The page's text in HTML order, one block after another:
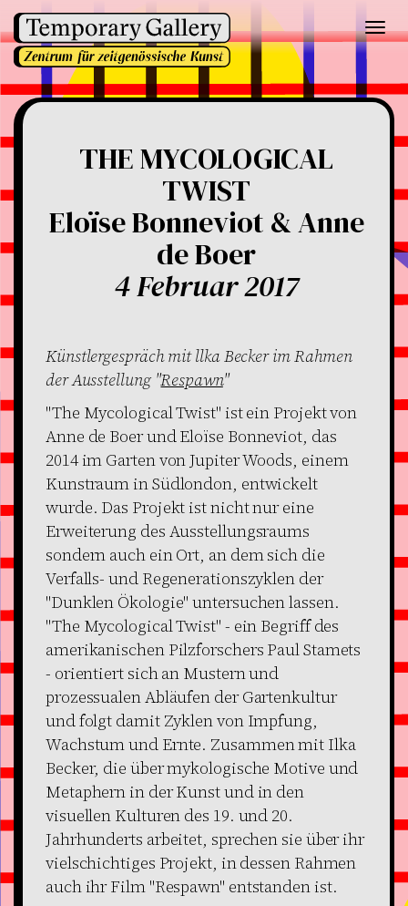
THE MYCOLOGICAL
TWIST
Eloïse Bonneviot & Anne
de Boer
4 Februar 2017
Künstlergespräch mit llka Becker im Rahmen
der Ausstellung "Respawn"
"The Mycological Twist" ist ein Projekt von
Anne de Boer und Eloïse Bonneviot, das
2014 im Garten von Jupiter Woods, einem
Kunstraum in Südlondon, entwickelt
wurde. Das Projekt ist nicht nur eine
Erweiterung des Ausstellungsraums
sondern auch ein Ort, an dem sich die
Verfalls- und Regenerationszyklen der
"Dunklen Ökologie" untersuchen lassen.
"The Mycological Twist" - ein Begriff des
amerikanischen Pilzforschers Paul Stamets
- orientiert sich an Mustern und
prozessualen Abläufen der Gartenkultur
und folgt damit Zyklen von Impfung,
Wachstum und Ernte. Zusammen mit Ilka
Becker, die über mykologische Motive und
Metaphern in der Kunst und in den
visuellen Kulturen des 19. und 20.
Jahrhunderts arbeitet, sprechen sie über ihr
vielschichtiges Projekt, in dessen Rahmen
auch ihr Film "Respawn" entstanden ist.